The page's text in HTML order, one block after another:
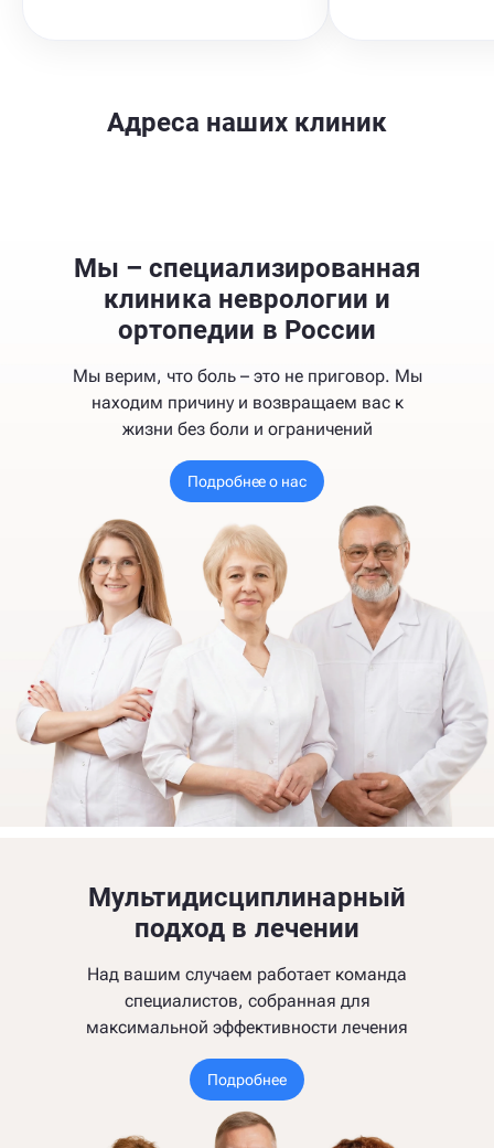
Адреса наших клиник
Мы – специализированная
клиника неврологии и
ортопедии в России
Мы верим, что боль – это не приговор. Мы
находим причину и возвращаем вас к
жизни без боли и ограничений
Подробнее о нас
Мультидисциплинарный
подход в лечении
Над вашим случаем работает команда
специалистов, собранная для
максимальной эффективности лечения
Подробнее